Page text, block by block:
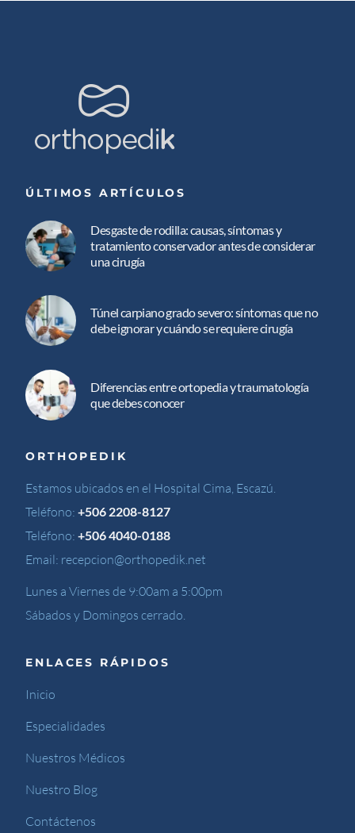
ÚLTIMOS ARTÍCULOS
Desgaste de rodilla: causas, síntomas y
tratamiento conservador antes de considerar
una cirugía
Túnel carpiano grado severo: síntomas que no
debe ignorar y cuándo se requiere cirugía
Diferencias entre ortopedia y traumatología
que debes conocer
ORTHOPEDIK
Estamos ubicados en el Hospital Cima, Escazú.
Teléfono:+506 2208-8127
Teléfono:+506 4040-0188
Email: recepcion@orthopedik.net
Lunes a Viernes de 9:00am a 5:00pm
Sábados y Domingos cerrado.
ENLACES RÁPIDOS
Inicio
Especialidades
Nuestros Médicos
Nuestro Blog
Contáctenos